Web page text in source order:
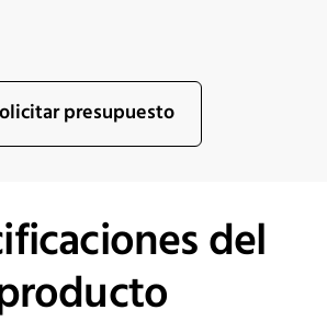
presupuesto
del